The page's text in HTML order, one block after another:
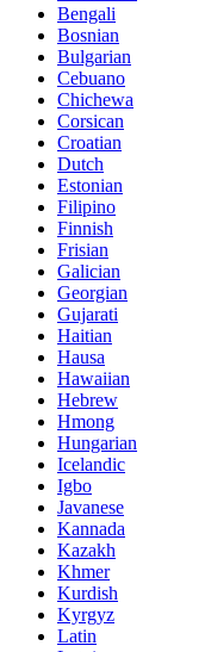
Bengali
Bosnian
Bulgarian
Cebuano
Chichewa
Corsican
Croatian
Dutch
Estonian
Filipino
Finnish
Frisian
Galician
Georgian
Gujarati
Haitian
Hausa
Hawaiian
Hebrew
Hmong
Hungarian
Icelandic
Igbo
Javanese
Kannada
Kazakh
Khmer
Kurdish
Kyrgyz
Latin